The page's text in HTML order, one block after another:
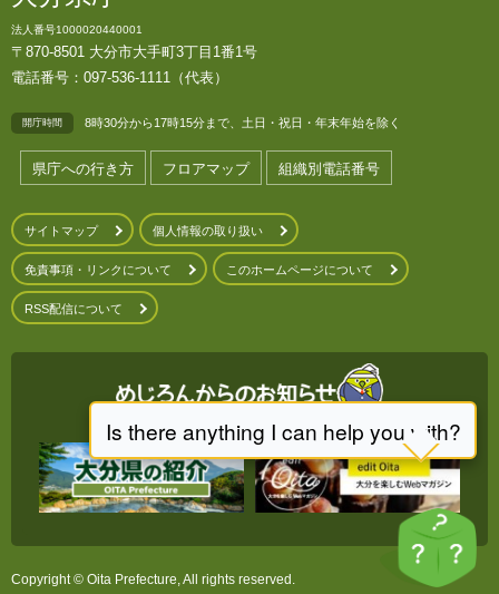
法人番号1000020440001
〒870-8501 大分市大手町3丁目1番1号
電話番号：097-536-1111（代表）
開庁時間 8時30分から17時15分まで、土日・祝日・年末年始を除く
県庁への行き方 フロアマップ 組織別電話番号
サイトマップ 個人情報の取り扱い
免責事項・リンクについて このホームページについて
RSS配信について
Copyright © Oita Prefecture, All rights reserved.